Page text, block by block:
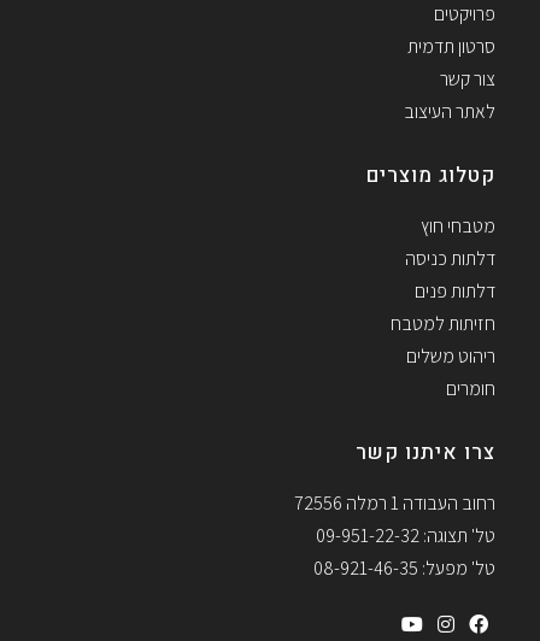
פרויקטים
סרטון תדמית
צור קשר
לאתר העיצוב
קטלוג מוצרים
מטבחי חוץ
דלתות כניסה
דלתות פנים
חזיתות למטבח
ריהוט משלים
חומרים
צרו איתנו קשר
רחוב העבודה 1 רמלה 72556
טל' תצוגה: 09-951-22-32
טל' מפעל: 08-921-46-35